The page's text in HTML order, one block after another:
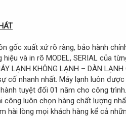
gốc xuất xứ rõ ràng, bảo hành
và in rõ MODEL, SERIAL của
LẠNH KHÔNG LẠNH – DÀN
cố nhanh nhất. Máy lạnh luôn
tuyệt đối 01 năm cho công trình.
luôn chọn hàng chất lượng
hài lòng mọi khách hàng kể cả